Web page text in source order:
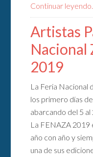
Continuar leyendo...
Artistas
Nacional
2019
La Feria Nacional
los primero días
abarcando del 5
La FENAZA 2019
año con año y
una de sus